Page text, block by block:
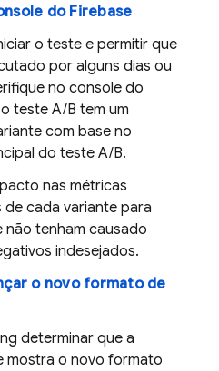
doFirebase
o teste e permitir que
por alguns dias ou
no console do
teste A/B tem um
com base no
do teste A/B.
nas métricas
de cada variante para
não tenham causado
indesejados.
o novo formato de
determinar que a
mostra o novo formato